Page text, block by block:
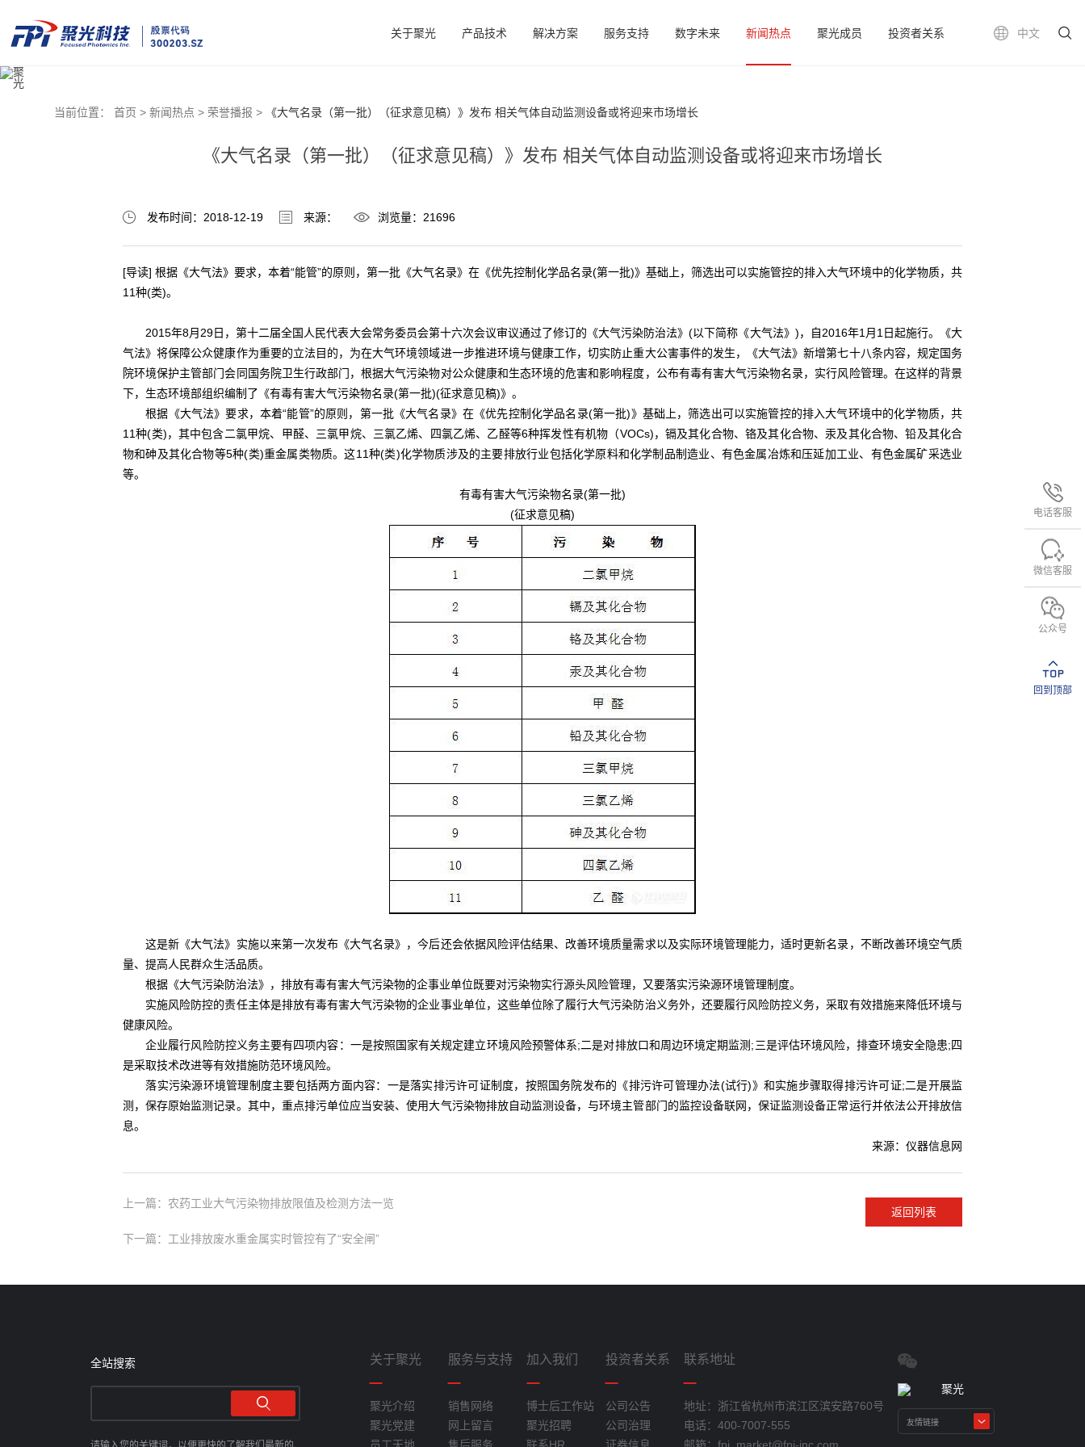
中文
关于聚光 产品技术 解决方案 服务支持 数字未来 新闻热点 聚光成员 投资者关系
电话客服
微信客服
公众号
回到顶部
当前位置： 首页 > 新闻热点 > 荣誉播报 > 《大气名录（第一批）（征求意见稿）》发布 相关气体自动监测设备或将迎来市场增长
《大气名录（第一批）（征求意见稿）》发布 相关气体自动监测设备或将迎来市场增长
发布时间：2018-12-19 来源： 浏览量：21696
[导读] 根据《大气法》要求，本着“能管”的原则，第一批《大气名录》在《优先控制化学品名录(第一批)》基础上，筛选出可以实施管控的排入大气环境中的化学物质，共
11种(类)。
2015年8月29日，第十二届全国人民代表大会常务委员会第十六次会议审议通过了修订的《大气污染防治法》(以下简称《大气法》)，自2016年1月1日起施行。《大
气法》将保障公众健康作为重要的立法目的，为在大气环境领域进一步推进环境与健康工作，切实防止重大公害事件的发生，《大气法》新增第七十八条内容，规定国务
院环境保护主管部门会同国务院卫生行政部门，根据大气污染物对公众健康和生态环境的危害和影响程度，公布有毒有害大气污染物名录，实行风险管理。在这样的背景
下，生态环境部组织编制了《有毒有害大气污染物名录(第一批)(征求意见稿)》。
根据《大气法》要求，本着“能管”的原则，第一批《大气名录》在《优先控制化学品名录(第一批)》基础上，筛选出可以实施管控的排入大气环境中的化学物质，共
11种(类)，其中包含二氯甲烷、甲醛、三氯甲烷、三氯乙烯、四氯乙烯、乙醛等6种挥发性有机物（VOCs)，镉及其化合物、铬及其化合物、汞及其化合物、铅及其化合
物和砷及其化合物等5种(类)重金属类物质。这11种(类)化学物质涉及的主要排放行业包括化学原料和化学制品制造业、有色金属冶炼和压延加工业、有色金属矿采选业
等。
有毒有害大气污染物名录(第一批)
(征求意见稿)
这是新《大气法》实施以来第一次发布《大气名录》，今后还会依据风险评估结果、改善环境质量需求以及实际环境管理能力，适时更新名录，不断改善环境空气质
量、提高人民群众生活品质。
根据《大气污染防治法》，排放有毒有害大气污染物的企事业单位既要对污染物实行源头风险管理，又要落实污染源环境管理制度。
实施风险防控的责任主体是排放有毒有害大气污染物的企业事业单位，这些单位除了履行大气污染防治义务外，还要履行风险防控义务，采取有效措施来降低环境与
健康风险。
企业履行风险防控义务主要有四项内容：一是按照国家有关规定建立环境风险预警体系;二是对排放口和周边环境定期监测;三是评估环境风险，排查环境安全隐患;四
是采取技术改进等有效措施防范环境风险。
落实污染源环境管理制度主要包括两方面内容：一是落实排污许可证制度，按照国务院发布的《排污许可管理办法(试行)》和实施步骤取得排污许可证;二是开展监
测，保存原始监测记录。其中，重点排污单位应当安装、使用大气污染物排放自动监测设备，与环境主管部门的监控设备联网，保证监测设备正常运行并依法公开排放信
息。
来源：仪器信息网
上一篇：农药工业大气污染物排放限值及检测方法一览
下一篇：工业排放废水重金属实时管控有了“安全闸”
返回列表
全站搜索 关于聚光
聚光介绍
聚光党建
服务与支持
销售网络
网上留言
加入我们
博士后工作站
聚光招聘
投资者关系
公司公告
公司治理
联系地址
地址：浙江省杭州市滨江区滨安路760号
电话：400-7007-555